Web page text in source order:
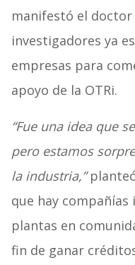
manifestó el doctor
investigadores ya
empresas para
apoyo de la OTRi.
“Fue una idea que
pero estamos
la industria,”
que hay
plantas en
fin de ganar